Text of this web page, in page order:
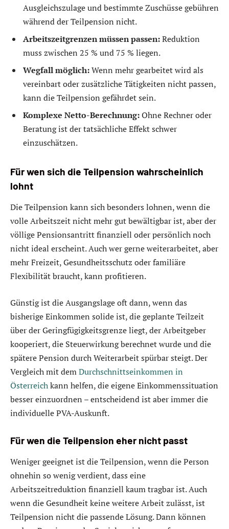
Ausgleichszulage und bestimmte Zuschüsse gebühren
während der Teilpension nicht.
Arbeitszeitgrenzen müssen passen:Reduktion
muss zwischen 25 % und 75 % liegen.
Wegfall möglich:Wenn mehr gearbeitet wird als
vereinbart oder zusätzliche Tätigkeiten nicht passen,
kann die Teilpension gefährdet sein.
Komplexe Netto-Berechnung:Ohne Rechner oder
Beratung ist der tatsächliche Effekt schwer
einzuschätzen.
Für wen sich die Teilpension wahrscheinlich
lohnt
Die Teilpension kann sich besonders lohnen, wenn die
volle Arbeitszeit nicht mehr gut bewältigbar ist, aber der
völlige Pensionsantritt finanziell oder persönlich noch
nicht ideal erscheint. Auch wer gerne weiterarbeitet, aber
mehr Freizeit, Gesundheitsschutz oder familiäre
Flexibilität braucht, kann profitieren.
Günstig ist die Ausgangslage oft dann, wenn das
bisherige Einkommen solide ist, die geplante Teilzeit
über der Geringfügigkeitsgrenze liegt, der Arbeitgeber
kooperiert, die Steuerwirkung berechnet wurde und die
spätere Pension durch Weiterarbeit spürbar steigt. Der
Vergleich mit demDurchschnittseinkommen in
Österreichkann helfen, die eigene Einkommenssituation
besser einzuordnen – entscheidend ist aber immer die
individuelle PVA-Auskunft.
Für wen die Teilpension eher nicht passt
Weniger geeignet ist die Teilpension, wenn die Person
ohnehin so wenig verdient, dass eine
Arbeitszeitreduktion finanziell kaum tragbar ist. Auch
wenn die Gesundheit keine weitere Arbeit zulässt, ist
Teilpension nicht die passende Lösung. Dann können